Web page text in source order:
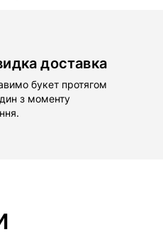
доставка
букет протягом
з моменту